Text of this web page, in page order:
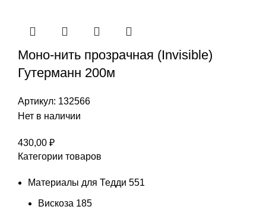
Моно-нить прозрачная (Invisible)
Гутерманн 200м
Артикул: 132566
Нет в наличии
430,00 ₽
Категории товаров
Материалы для Тедди 551
Вискоза 185